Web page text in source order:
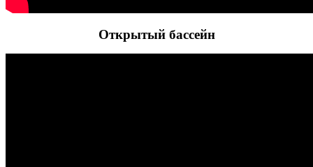
Открытый бассейн